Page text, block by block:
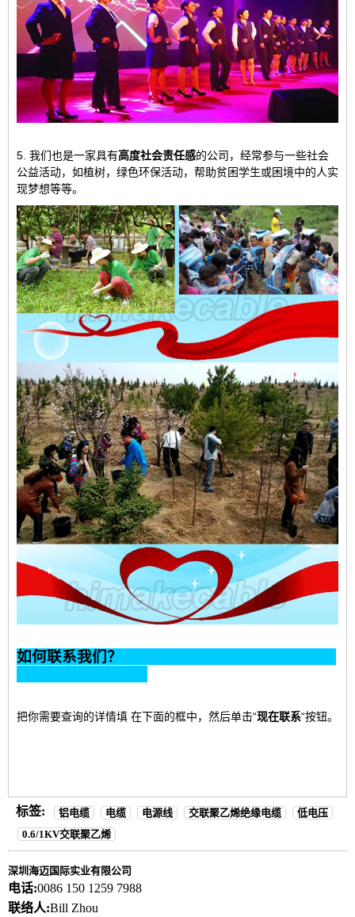
5. 我们也是一家具有高度社会责任感的公司，经常参与一些社会
公益活动，如植树，绿色环保活动，帮助贫困学生或困境中的人实
现梦想等等。
如何联系我们？
把你需要查询的详情填 在下面的框中，然后单击“现在联系“按钮。
标签: 铝电缆 电缆 电源线 交联聚乙烯绝缘电缆
低电压
0.6/1KV交联聚乙烯
深圳海迈国际实业有限公司
电话:0086 150 1259 7988
联络人:Bill Zhou